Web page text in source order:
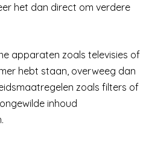
het dan direct om verdere
apparaten zoals televisies of
hebt staan, overweeg dan
zoals filters of
inhoud